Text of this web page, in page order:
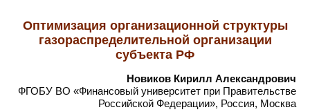
Оптимизация организационной структуры
газораспределительной организации
субъекта РФ
Новиков Кирилл Александрович
ФГОБУ ВО «Финансовый университет при Правительстве
Российской Федерации», Россия, Москва